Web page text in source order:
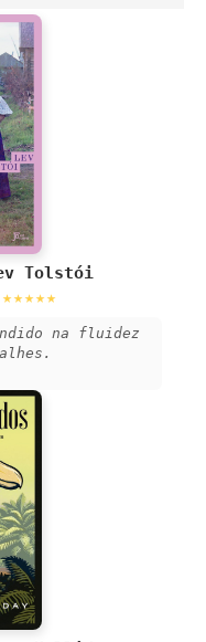
Tolstói
★★★★★
na fluidez